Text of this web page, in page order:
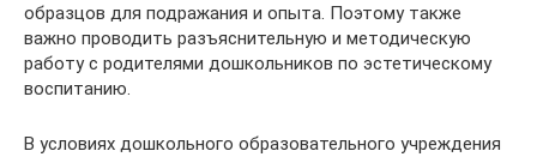
образцов для подражания и опыта. Поэтому также
важно проводить разъяснительную и методическую
работу с родителями дошкольников по эстетическому
воспитанию.
В условиях дошкольного образовательного учреждения